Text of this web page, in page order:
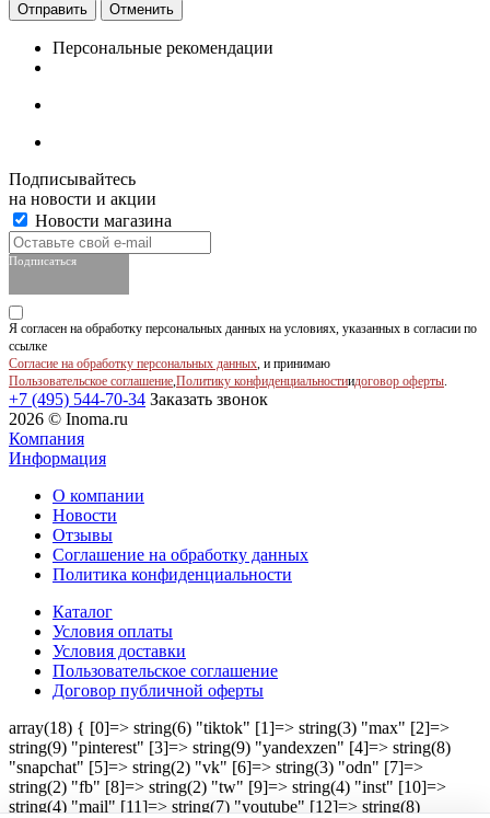
Отменить
Персональные рекомендации
Подписывайтесь
на новости и акции
Новости магазина
Подписаться
Я согласен на обработку персональных данных на условиях, указанных в согласии по
ссылке
Согласие на обработку персональных данных, и принимаю
Пользовательское соглашение,Политику конфиденциальностиидоговор оферты.
+7 (495) 544-70-34 Заказать звонок
2026 © Inoma.ru
Компания
Информация
О компании
Новости
Отзывы
Соглашение на обработку данных
Политика конфиденциальности
Каталог
Условия оплаты
Условия доставки
Пользовательское соглашение
Договор публичной оферты
array(18) { [0]=> string(6) "tiktok" [1]=> string(3) "max" [2]=>
string(9) "pinterest" [3]=> string(9) "yandexzen" [4]=> string(8)
"snapchat" [5]=> string(2) "vk" [6]=> string(3) "odn" [7]=>
string(2) "fb" [8]=> string(2) "tw" [9]=> string(4) "inst" [10]=>
string(4) "mail" [11]=> string(7) "youtube" [12]=> string(8)